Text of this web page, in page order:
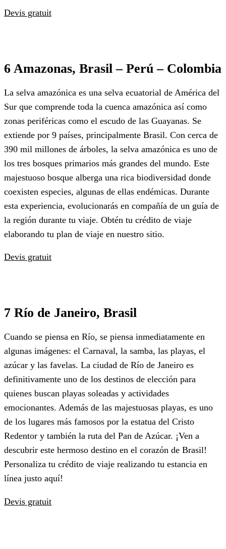
Devis gratuit
6 Amazonas, Brasil – Perú – Colombia
La selva amazónica es una selva ecuatorial de América del
Sur que comprende toda la cuenca amazónica así como
zonas periféricas como el escudo de las Guayanas. Se
extiende por 9 países, principalmente Brasil. Con cerca de
390 mil millones de árboles, la selva amazónica es uno de
los tres bosques primarios más grandes del mundo. Este
majestuoso bosque alberga una rica biodiversidad donde
coexisten especies, algunas de ellas endémicas. Durante
esta experiencia, evolucionarás en compañía de un guía de
la región durante tu viaje. Obtén tu crédito de viaje
elaborando tu plan de viaje en nuestro sitio.
Devis gratuit
7 Río de Janeiro, Brasil
Cuando se piensa en Río, se piensa inmediatamente en
algunas imágenes: el Carnaval, la samba, las playas, el
azúcar y las favelas. La ciudad de Río de Janeiro es
definitivamente uno de los destinos de elección para
quienes buscan playas soleadas y actividades
emocionantes. Además de las majestuosas playas, es uno
de los lugares más famosos por la estatua del Cristo
Redentor y también la ruta del Pan de Azúcar. ¡Ven a
descubrir este hermoso destino en el corazón de Brasil!
Personaliza tu crédito de viaje realizando tu estancia en
línea justo aquí!
Devis gratuit